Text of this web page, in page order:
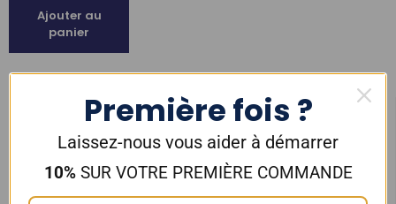
Saveur
Ajouter au
panier
Première fois ?
Laissez-nous vous aider à démarrer
10%SUR VOTRE PREMIÈRE COMMANDE